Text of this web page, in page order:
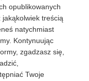
opublikowanych
treścią
natychmiast
Kontynuując
zgadzasz się,
Twoje